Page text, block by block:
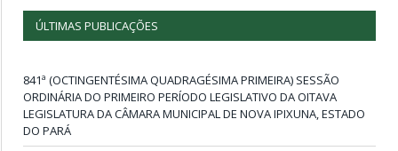
ÚLTIMAS PUBLICAÇÕES
841ª (OCTINGENTÉSIMA QUADRAGÉSIMA PRIMEIRA) SESSÃO
ORDINÁRIA DO PRIMEIRO PERÍODO LEGISLATIVO DA OITAVA
LEGISLATURA DA CÂMARA MUNICIPAL DE NOVA IPIXUNA, ESTADO
DO PARÁ